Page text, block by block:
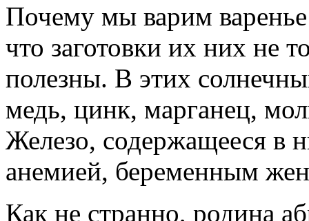
Почему мы варим
что заготовки их них не
полезны. В этих
медь, цинк, марганец,
Железо, содержащееся в
анемией, беременным
Как не странно, родина